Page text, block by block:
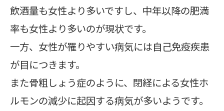
飲酒量も女性より多いですし、中年以降の肥満
率も女性より多いのが現状です。
一方、女性が罹りやすい病気には自己免疫疾患
が目につきます。
また骨粗しょう症のように、閉経による女性ホ
ルモンの減少に起因する病気が多いようです。